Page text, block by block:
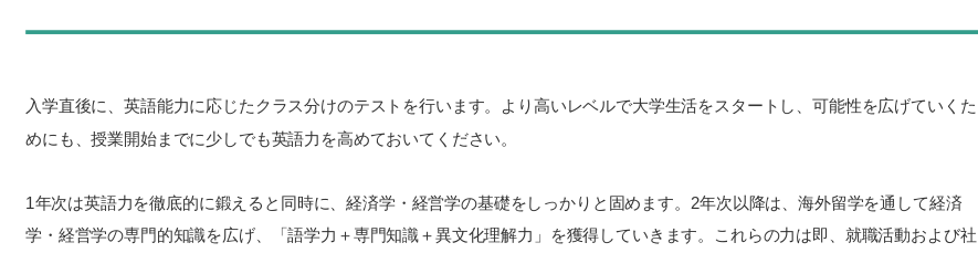
入学直後に、英語能力に応じたクラス分けのテストを行います。より高いレベルで大学生活をスタートし、可能性を広げていくた
めにも、授業開始までに少しでも英語力を高めておいてください。
1年次は英語力を徹底的に鍛えると同時に、経済学・経営学の基礎をしっかりと固めます。2年次以降は、海外留学を通して経済
学・経営学の専門的知識を広げ、「語学力＋専門知識＋異文化理解力」を獲得していきます。これらの力は即、就職活動および社